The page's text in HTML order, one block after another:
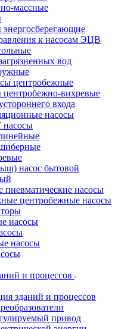
массные
к насосам ЭЦВ
вод
центробежные
вихревые
входа
насосы
насос бытовой
насосы
центробежные насосы
насосы
насосы
и процессов
зданий и процессов
привод